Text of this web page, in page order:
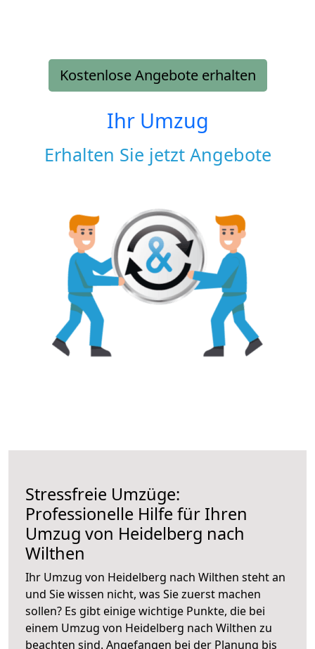
Kostenlose Angebote erhalten
Ihr Umzug
Erhalten Sie jetzt Angebote
Stressfreie Umzüge:
Professionelle Hilfe für Ihren
Umzug von Heidelberg nach
Wilthen
Ihr Umzug von Heidelberg nach Wilthen steht an
und Sie wissen nicht, was Sie zuerst machen
sollen? Es gibt einige wichtige Punkte, die bei
einem Umzug von Heidelberg nach Wilthen zu
beachten sind. Angefangen bei der Planung bis